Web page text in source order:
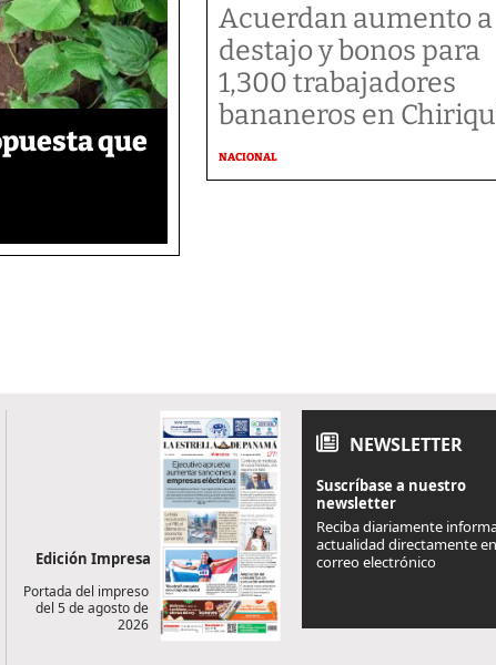
que
Acuerdan aumento a
destajo y bonos para
1,300 trabajadores
bananeros en
NACIONAL
Edición Impresa
Portada del impreso
del 5 de agosto de
2026
NEWSLETTER
Suscríbase a nuestro
newsletter
Reciba diariamente
actualidad directamente
correo electrónico